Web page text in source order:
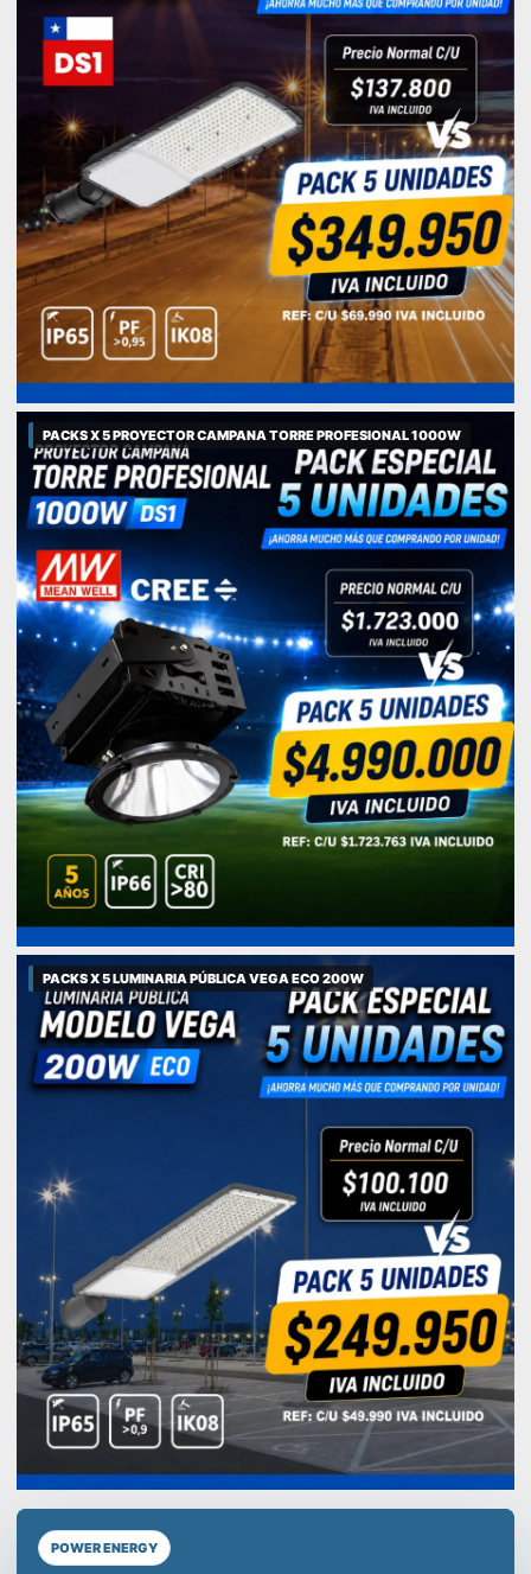
PACKS X 5 PROYECTOR CAMPANA TORRE PROFESIONAL 1000W
PACKS X 5 LUMINARIA PÚBLICA VEGA ECO 200W
POWER ENERGY